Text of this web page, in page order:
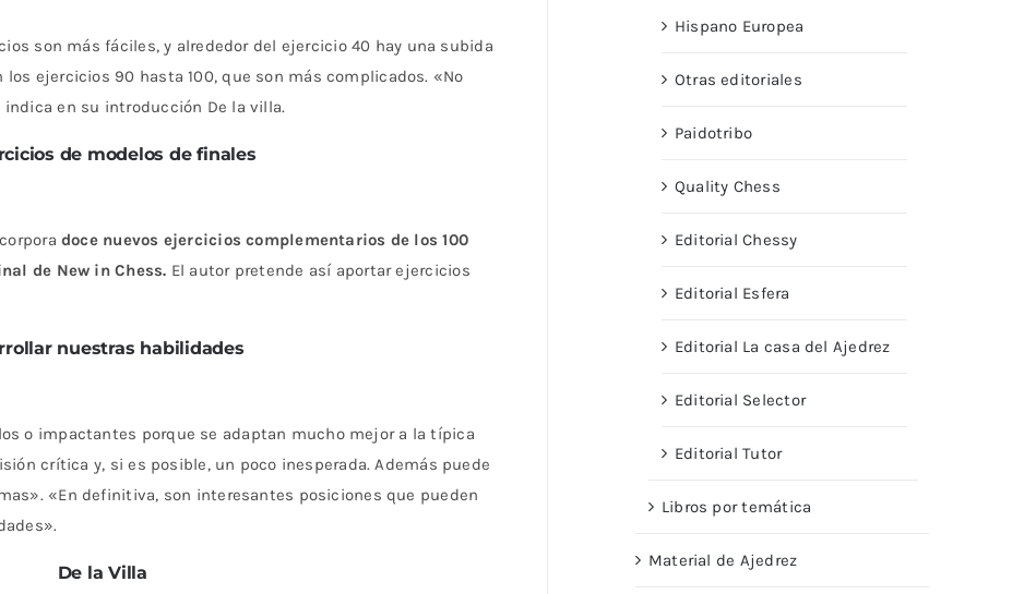
son más fáciles, y alrededor del ejercicio 40 hay una subida
ejercicios 90 hasta 100, que son más complicados. «No
en su introducción De la villa.
de modelos de finales
doce nuevos ejercicios complementarios de los 100
de New in Chess. El autor pretende así aportar ejercicios
nuestras habilidades
o impactantes porque se adaptan mucho mejor a la típica
crítica y, si es posible, un poco inesperada. Además puede
«En definitiva, son interesantes posiciones que pueden
De la Villa
Hispano Europea
Otras editoriales
Paidotribo
Quality Chess
Editorial Chessy
Editorial Esfera
Editorial La casa del Ajedrez
Editorial Selector
Editorial Tutor
Libros por temática
Material de Ajedrez